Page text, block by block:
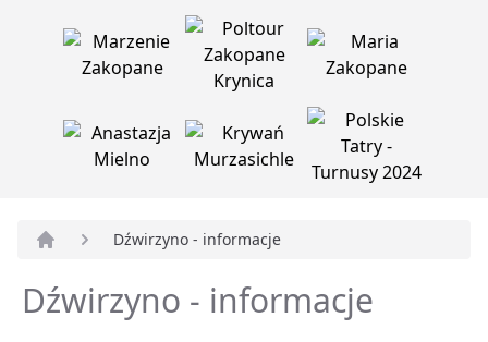
Dźwirzyno - informacje
Dźwirzyno - informacje